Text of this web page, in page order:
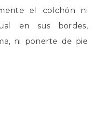
el colchón ni
en sus bordes,
ni ponerte de pie